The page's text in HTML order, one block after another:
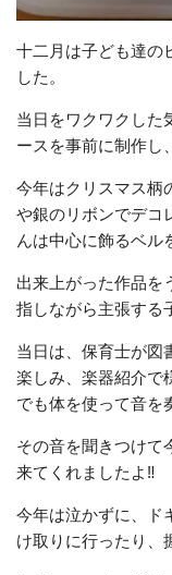
十二月は子ども達の
した。
当日をワクワクした
ースを事前に制作し
今年はクリスマス柄
や銀のリボンでデコ
んは中心に飾るベル
出来上がった作品を
指しながら主張す
当日は、保育士が図
楽しみ、楽器紹介で
でも体を使って音を
その音を聞きつけて
来てくれましたよ‼
今年は泣かずに、ド
け取りに行ったり、